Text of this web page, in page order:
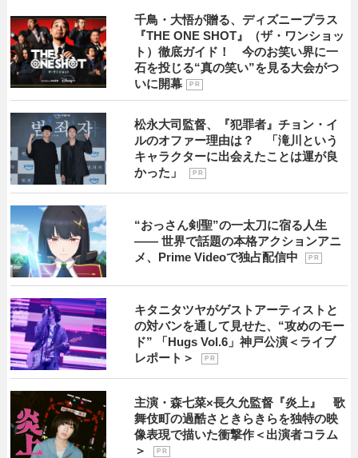
千鳥・大悟が贈る、ディズニープラス
『THE ONE SHOT』（ザ・ワンショッ
ト）徹底ガイド！ 今のお笑い界に一
石を投じる“真の笑い”を見る大会がつ
いに開幕
P R
松永大司監督、『犯罪者』チョン・イ
ルのオファー理由は？ 「滝川という
キャラクターに出会えたことは運が良
かった」
P R
“おっさん剣聖”の一太刀に宿る人生
―― 世界で話題の本格アクションアニ
メ、Prime Videoで独占配信中
P R
キタニタツヤがゲストアーティストと
の対バンを通して見せた、“攻めのモー
ド” 「Hugs Vol.6」神戸公演＜ライブ
レポート＞
P R
主演・森七菜×長久允監督『炎上』 歌
舞伎町の過酷さときらきらを独特の映
像表現で描いた衝撃作＜出演者コラム
＞
P R